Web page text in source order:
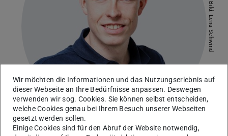
Bild: Lena Schwind
Wir möchten die Informationen und das Nutzungserlebnis auf
dieser Webseite an Ihre Bedürfnisse anpassen. Deswegen
verwenden wir sog. Cookies. Sie können selbst entscheiden,
welche Cookies genau bei Ihrem Besuch unserer Webseiten
gesetzt werden sollen.
Einige Cookies sind für den Abruf der Website notwendig,